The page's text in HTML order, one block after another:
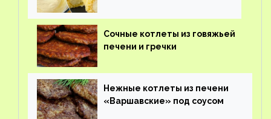
Сочные котлеты из говяжьей
печени и гречки
Нежные котлеты из печени
«Варшавские» под соусом